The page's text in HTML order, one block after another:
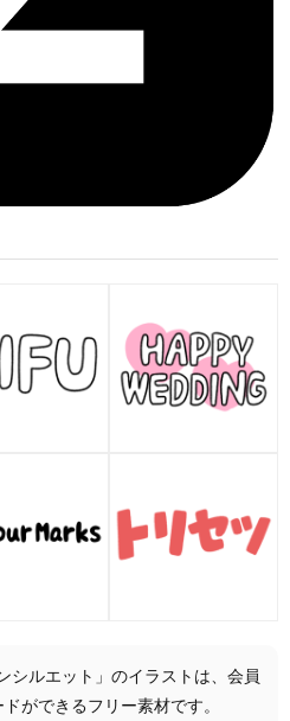
シルエット」のイラストは、会員
ができるフリー素材です。